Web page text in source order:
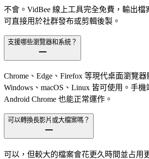
不會。VidBee 線上工具完全免費，輸出檔
可直接用於社群發布或剪輯後製。
支援哪些瀏覽器和系統？
Chrome、Edge、Firefox 等現代桌面瀏覽器
Windows、macOS、Linux 皆可使用。手機
Android Chrome 也能正常運作。
可以轉換長影片或大檔案嗎？
可以，但較大的檔案會花更久時間並占用